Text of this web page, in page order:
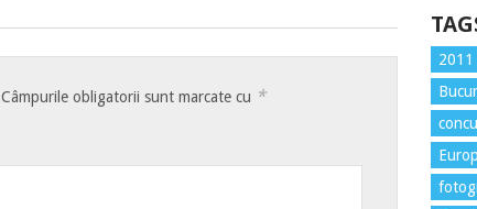
Câmpurile obligatorii sunt marcate cu *
2011